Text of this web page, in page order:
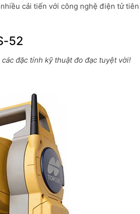
cải tiến với công nghệ điện tử
52
đặc tính kỹ thuật đo đạc tuyệt vời!